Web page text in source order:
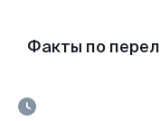
Факты по